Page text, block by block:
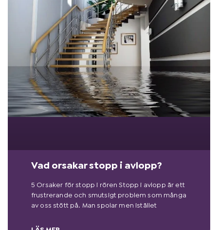
Vad orsakar stopp i avlopp?
5 Orsaker för stopp i rören Stopp i avlopp är ett
frustrerande och smutsigt problem som många
av oss stött på. Man spolar men istället